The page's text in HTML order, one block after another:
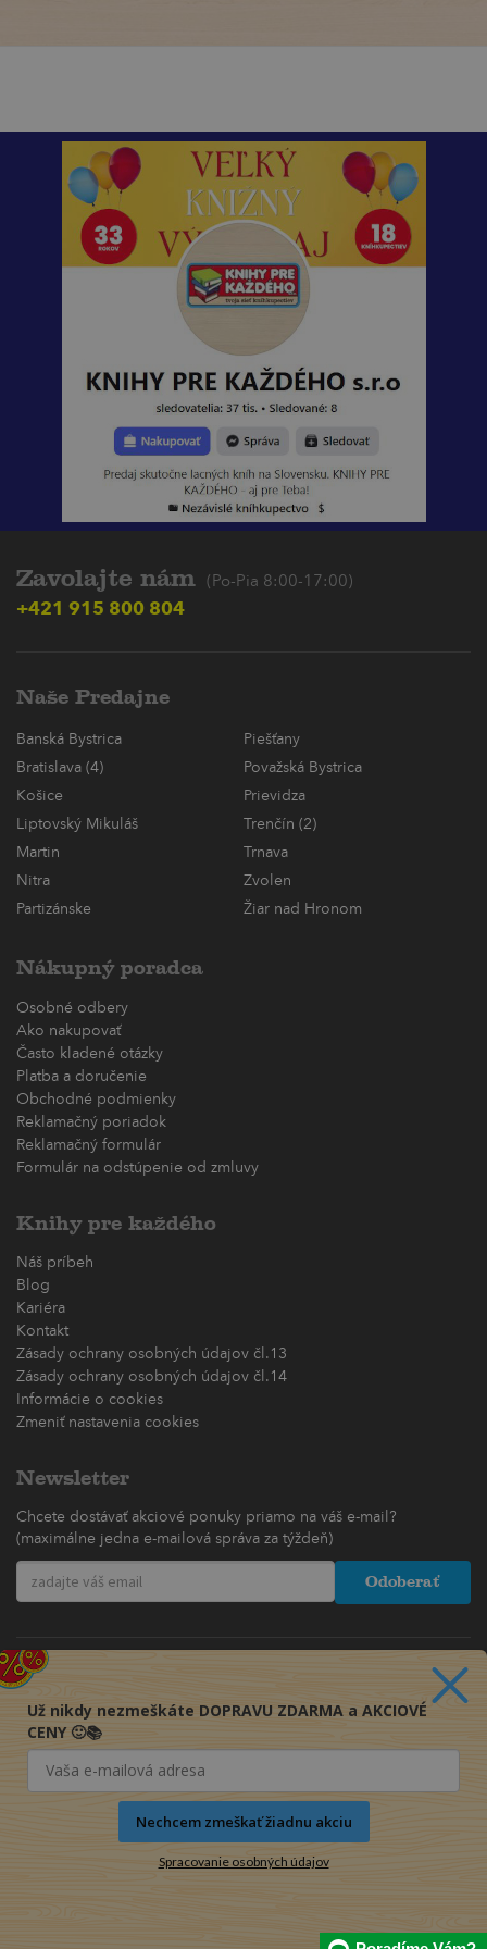
Zavolajte nám (Po-Pia 8:00-17:00)
+421 915 800 804
Naše Predajne
Banská Bystrica
Piešťany
Bratislava (4)
Považská Bystrica
Košice
Prievidza
Liptovský Mikuláš
Trenčín (2)
Martin
Trnava
Nitra
Zvolen
Partizánske
Žiar nad Hronom
Nákupný poradca
Osobné odbery
Ako nakupovať
Často kladené otázky
Platba a doručenie
Obchodné podmienky
Reklamačný poriadok
Reklamačný formulár
Formulár na odstúpenie od zmluvy
Knihy pre každého
Náš príbeh
Blog
Kariéra
Kontakt
Zásady ochrany osobných údajov čl.13
Zásady ochrany osobných údajov čl.14
Informácie o cookies
Zmeniť nastavenia cookies
Newsletter
Chcete dostávať akciové ponuky priamo na váš e-mail?
(maximálne jedna e-mailová správa za týždeň)
Odoberať
Už nikdy nezmeškáte DOPRAVU ZDARMA a AKCIOVÉ
CENY 🙂📚
Nechcem zmeškať žiadnu akciu
Spracovanie osobných údajov